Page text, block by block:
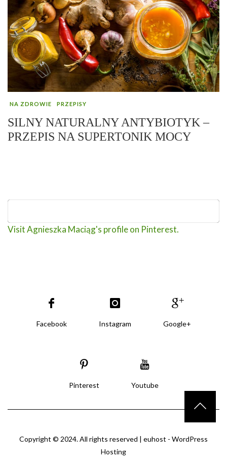
NA ZDROWIE PRZEPISY
SILNY NATURALNY ANTYBIOTYK –
PRZEPIS NA SUPERTONIK MOCY
Visit Agnieszka Maciąg's profile on Pinterest.
Facebook Instagram Google+
Pinterest Youtube
Copyright © 2024. All rights reserved | euhost - WordPress
Hosting